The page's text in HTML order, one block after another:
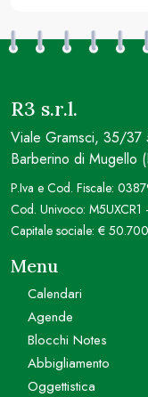
R3 s.r.l.
Viale Gramsci, 35/37
Barberino di Mugello
P.Iva e Cod. Fiscale:
Cod. Univoco: M5UXCR1
Capitale sociale: €
Menu
Calendari
Agende
Blocchi Notes
Abbigliamento
Oggettistica